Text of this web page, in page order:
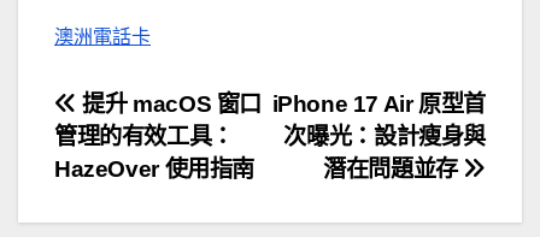
澳洲電話卡
文
章
導
iPhone 17 Air 原型首
次曝光：設計瘦身與
潛在問題並存
提升 macOS 窗口
管理的有效工具：
HazeOver 使用指南